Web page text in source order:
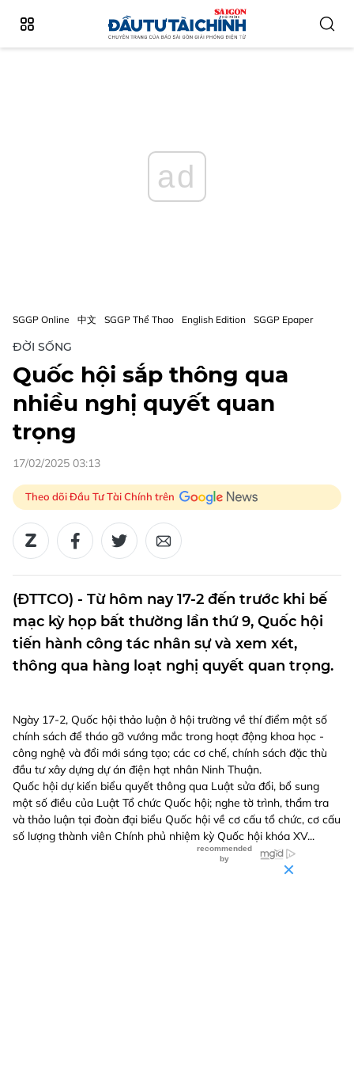
ad
SGGP Online 中文 SGGP Thể Thao English Edition SGGP Epaper
ĐỜI SỐNG
Quốc hội sắp thông qua
nhiều nghị quyết quan
trọng
17/02/2025 03:13
Theo dõi Đầu Tư Tài Chính trên
(ĐTTCO) - Từ hôm nay 17-2 đến trước khi bế
mạc kỳ họp bất thường lần thứ 9, Quốc hội
tiến hành công tác nhân sự và xem xét,
thông qua hàng loạt nghị quyết quan trọng.
Ngày 17-2, Quốc hội thảo luận ở hội trường về thí điểm một số
chính sách để tháo gỡ vướng mắc trong hoạt động khoa học -
công nghệ và đổi mới sáng tạo; các cơ chế, chính sách đặc thù
đầu tư xây dựng dự án điện hạt nhân Ninh Thuận.
Quốc hội dự kiến biểu quyết thông qua Luật sửa đổi, bổ sung
một số điều của Luật Tổ chức Quốc hội; nghe tờ trình, thẩm tra
và thảo luận tại đoàn đại biểu Quốc hội về cơ cấu tổ chức, cơ cấu
số lượng thành viên Chính phủ nhiệm kỳ Quốc hội khóa XV...